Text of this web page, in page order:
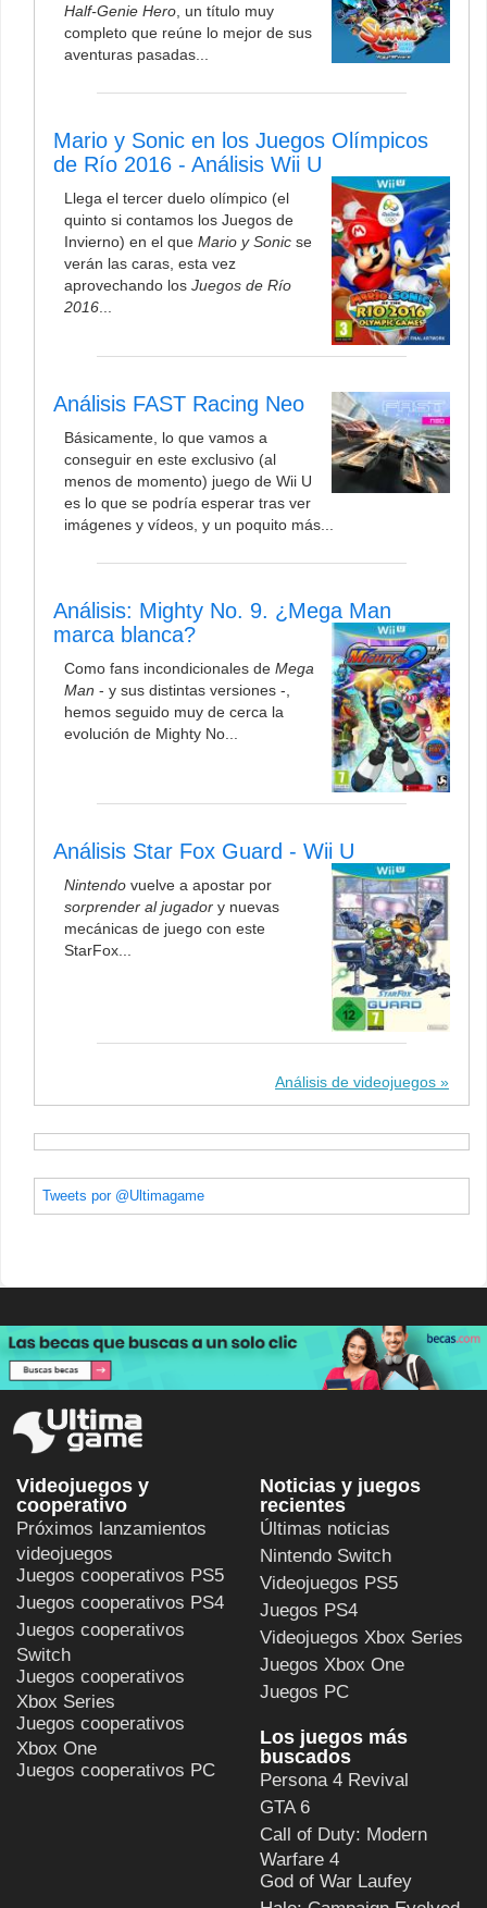
Half-Genie Hero, un título muy
completo que reúne lo mejor de sus
aventuras pasadas...
Mario y Sonic en los Juegos Olímpicos
de Río 2016 - Análisis Wii U
Llega el tercer duelo olímpico (el
quinto si contamos los Juegos de
Invierno) en el que Mario y Sonic se
verán las caras, esta vez
aprovechando los Juegos de Río
2016...
Análisis FAST Racing Neo
Básicamente, lo que vamos a
conseguir en este exclusivo (al
menos de momento) juego de Wii U
es lo que se podría esperar tras ver
imágenes y vídeos, y un poquito más...
Análisis: Mighty No. 9. ¿Mega Man
marca blanca?
Como fans incondicionales de Mega
Man - y sus distintas versiones -,
hemos seguido muy de cerca la
evolución de Mighty No...
Análisis Star Fox Guard - Wii U
Nintendo vuelve a apostar por
sorprender al jugador y nuevas
mecánicas de juego con este
StarFox...
Análisis de videojuegos
Tweets por @Ultimagame
Videojuegos y
cooperativo
Próximos lanzamientos
videojuegos
Juegos cooperativos PS5
Juegos cooperativos PS4
Juegos cooperativos
Switch
Juegos cooperativos
Xbox Series
Juegos cooperativos
Xbox One
Juegos cooperativos PC
Noticias y juegos
recientes
Últimas noticias
Nintendo Switch
Videojuegos PS5
Juegos PS4
Videojuegos Xbox Series
Juegos Xbox One
Juegos PC
Los juegos más
buscados
Persona 4 Revival
GTA 6
Call of Duty: Modern
Warfare 4
God of War Laufey